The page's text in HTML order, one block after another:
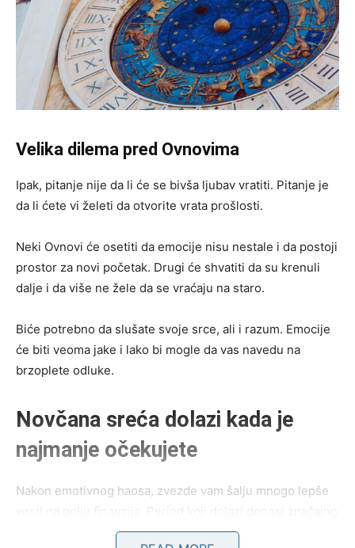
Velika dilema pred Ovnovima
Ipak, pitanje nije da li će se bivša ljubav vratiti. Pitanje je
da li ćete vi želeti da otvorite vrata prošlosti.
Neki Ovnovi će osetiti da emocije nisu nestale i da postoji
prostor za novi početak. Drugi će shvatiti da su krenuli
dalje i da više ne žele da se vraćaju na staro.
Biće potrebno da slušate svoje srce, ali i razum. Emocije
će biti veoma jake i lako bi mogle da vas navedu na
brzoplete odluke.
Novčana sreća dolazi kada je
najmanje očekujete
Nakon emotivnog haosa, zvezde vam šalju mnogo lepše
poboljšanje materijalne situacije.